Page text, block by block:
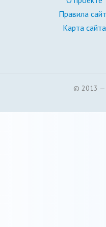
Правила
Карта сайта
© 2013 —